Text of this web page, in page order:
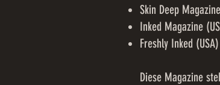
Skin Deep
Inked Magazine
Freshly Inked
Diese Magazine